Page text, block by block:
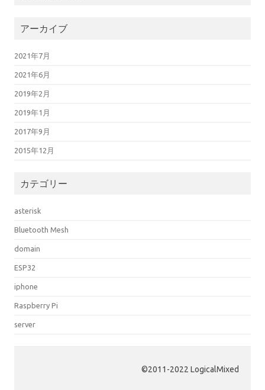
アーカイブ
2021年7月
2021年6月
2019年2月
2019年1月
2017年9月
2015年12月
カテゴリー
asterisk
Bluetooth Mesh
domain
ESP32
iphone
Raspberry Pi
server
©️2011-2022 LogicalMixed